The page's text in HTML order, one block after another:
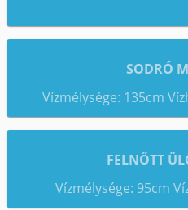
SODRÓ
Vízmélysége: 135cm
FELNŐTT
Vízmélysége: 95cm